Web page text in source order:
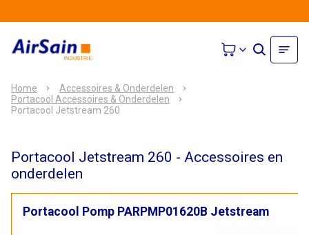
Home
Accessoires & Onderdelen
Portacool Accessoires & Onderdelen
Portacool Jetstream 260
Portacool Jetstream 260 - Accessoires en
onderdelen
Portacool Pomp PARPMP01620B Jetstream